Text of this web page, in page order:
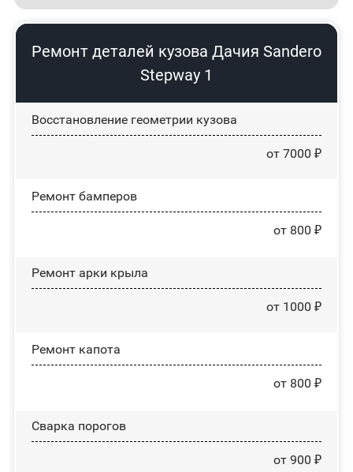
Ремонт деталей кузова Дачия Sandero
Stepway 1
Восстановление геометрии кузова
от 7000 ₽
Ремонт бамперов
от 800 ₽
Ремонт арки крыла
от 1000 ₽
Ремонт капота
от 800 ₽
Сварка порогов
от 900 ₽